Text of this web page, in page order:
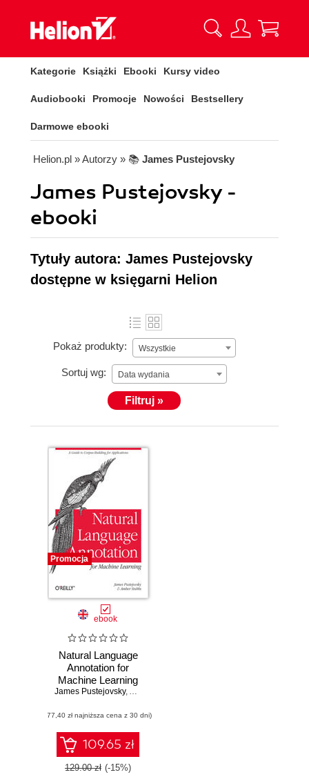
Kategorie Książki Ebooki Kursy video
Audiobooki Promocje Nowości Bestsellery
Darmowe ebooki
Helion.pl » Autorzy » 📚 James Pustejovsky
James Pustejovsky -
ebooki
Tytuły autora: James Pustejovsky
dostępne w księgarni Helion
Pokaż produkty: Wszystkie
Sortuj wg: Data wydania
Filtruj »
Promocja
ebook
Natural Language
Annotation for
Machine Learning
James Pustejovsky, Amber Stubbs
(77,40 zł najniższa cena z 30 dni)
109.65 zł
129.00 zł (-15%)